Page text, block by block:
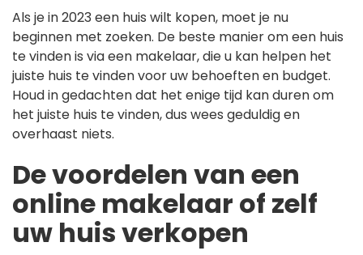
Als je in 2023 een huis wilt kopen, moet je nu
beginnen met zoeken. De beste manier om een huis
te vinden is via een makelaar, die u kan helpen het
juiste huis te vinden voor uw behoeften en budget.
Houd in gedachten dat het enige tijd kan duren om
het juiste huis te vinden, dus wees geduldig en
overhaast niets.
De voordelen van een
online makelaar of zelf
uw huis verkopen